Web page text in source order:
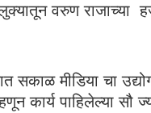
वरुण राजाच्या
सकाळ मीडिया चा
कार्य पाहिलेल्या